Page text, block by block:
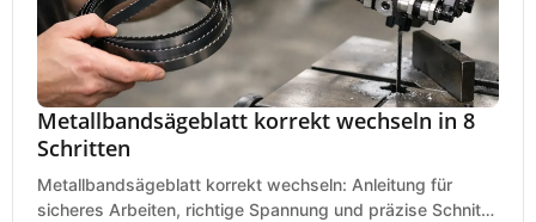
Metallbandsägeblatt korrekt wechseln in 8
Schritten
Metallbandsägeblatt korrekt wechseln: Anleitung für
sicheres Arbeiten, richtige Spannung und präzise Schnitte